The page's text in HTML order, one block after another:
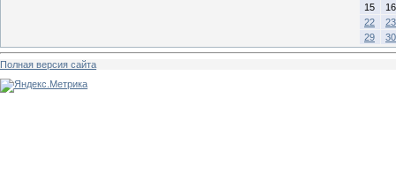
15
16
22
23
29
30
Полная версия сайта